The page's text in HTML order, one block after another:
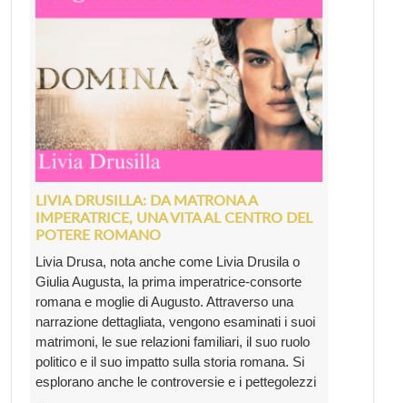
LIVIA DRUSILLA: DA MATRONA A
IMPERATRICE, UNA VITA AL CENTRO DEL
POTERE ROMANO
Livia Drusa, nota anche come Livia Drusila o
Giulia Augusta, la prima imperatrice-consorte
romana e moglie di Augusto. Attraverso una
narrazione dettagliata, vengono esaminati i suoi
matrimoni, le sue relazioni familiari, il suo ruolo
politico e il suo impatto sulla storia romana. Si
esplorano anche le controversie e i pettegolezzi